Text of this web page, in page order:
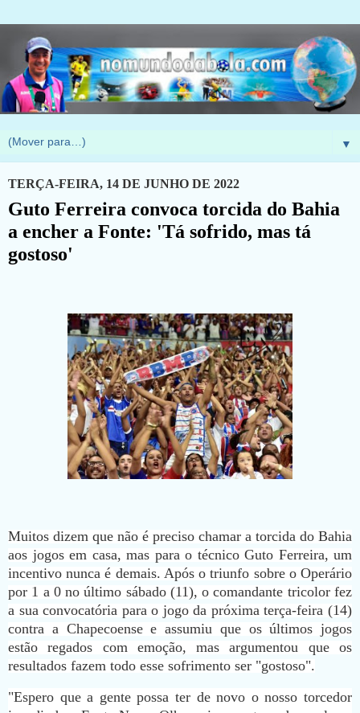
▼
TERÇA-FEIRA, 14 DE JUNHO DE 2022
Guto Ferreira convoca torcida do Bahia
a encher a Fonte: 'Tá sofrido, mas tá
gostoso'
Muitos dizem que não é preciso chamar a torcida do Bahia
aos jogos em casa, mas para o técnico Guto Ferreira, um
incentivo nunca é demais. Após o triunfo sobre o Operário
por 1 a 0 no último sábado (11), o comandante tricolor fez
a sua convocatória para o jogo da próxima terça-feira (14)
contra a Chapecoense e assumiu que os últimos jogos
estão regados com emoção, mas argumentou que os
resultados fazem todo esse sofrimento ser "gostoso".
"Espero que a gente possa ter de novo o nosso torcedor